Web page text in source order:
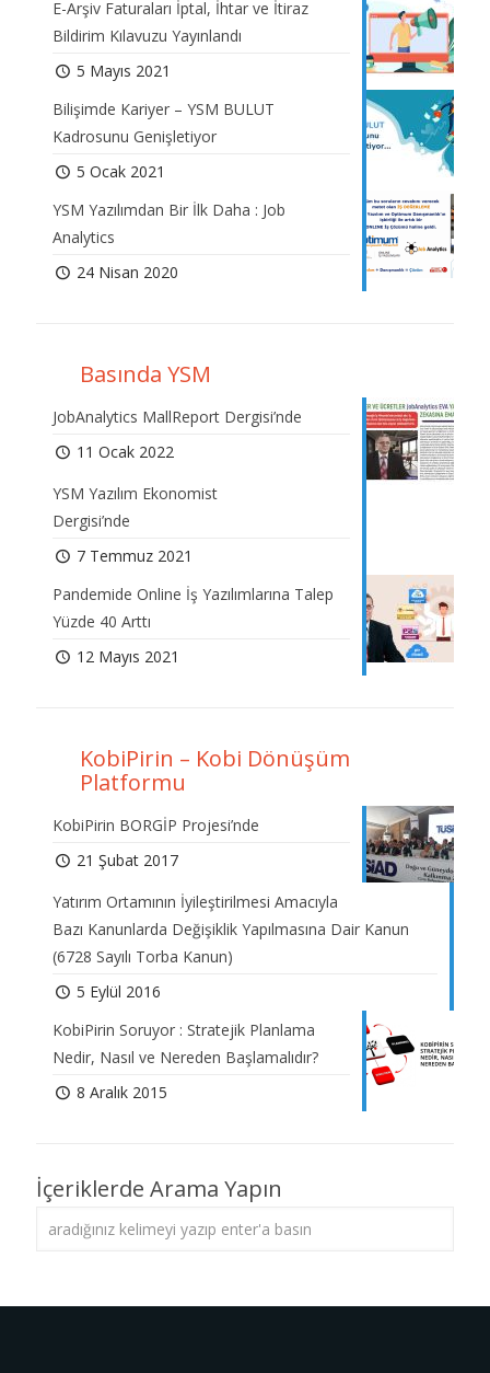
E-Arşiv Faturaları İptal, İhtar ve İtiraz
Bildirim Kılavuzu Yayınlandı
5 Mayıs 2021
Bilişimde Kariyer – YSM BULUT
Kadrosunu Genişletiyor
5 Ocak 2021
YSM Yazılımdan Bir İlk Daha : Job
Analytics
24 Nisan 2020
Basında YSM
JobAnalytics MallReport Dergisi’nde
11 Ocak 2022
YSM Yazılım Ekonomist
Dergisi’nde
7 Temmuz 2021
Pandemide Online İş Yazılımlarına Talep
Yüzde 40 Arttı
12 Mayıs 2021
KobiPirin – Kobi Dönüşüm
Platformu
KobiPirin BORGİP Projesi’nde
21 Şubat 2017
Yatırım Ortamının İyileştirilmesi Amacıyla
Bazı Kanunlarda Değişiklik Yapılmasına Dair Kanun
(6728 Sayılı Torba Kanun)
5 Eylül 2016
KobiPirin Soruyor : Stratejik Planlama
Nedir, Nasıl ve Nereden Başlamalıdır?
8 Aralık 2015
İçeriklerde Arama Yapın